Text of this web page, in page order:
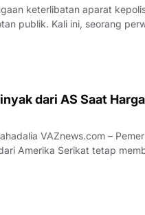
publik. Kali ini, seorang
di Polres Toraja Utara,
dari AS Saat Harga
Amerika Serikat tetap
mengalami kenaikan.